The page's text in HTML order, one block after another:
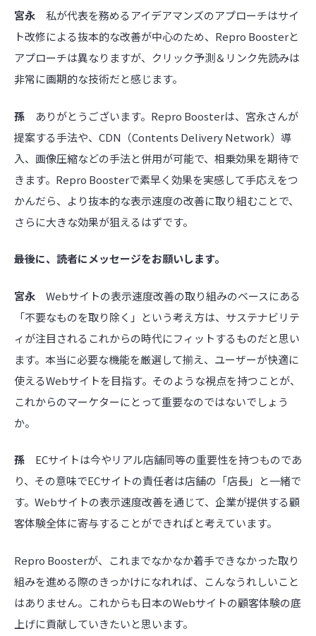
宮永 私が代表を務めるアイデアマンズのアプローチはサイ
ト改修による抜本的な改善が中心のため、Repro Boosterと
アプローチは異なりますが、クリック予測＆リンク先読みは
非常に画期的な技術だと感じます。
孫 ありがとうございます。Repro Boosterは、宮永さんが
提案する手法や、CDN（Contents Delivery Network）導
入、画像圧縮などの手法と併用が可能で、相乗効果を期待で
きます。Repro Boosterで素早く効果を実感して手応えをつ
かんだら、より抜本的な表示速度の改善に取り組むことで、
さらに大きな効果が狙えるはずです。
――最後に、読者にメッセージをお願いします。
宮永 Webサイトの表示速度改善の取り組みのベースにある
「不要なものを取り除く」という考え方は、サステナビリテ
ィが注目されるこれからの時代にフィットするものだと思い
ます。本当に必要な機能を厳選して揃え、ユーザーが快適に
使えるWebサイトを目指す。そのような視点を持つことが、
これからのマーケターにとって重要なのではないでしょう
か。
孫 ECサイトは今やリアル店舗同等の重要性を持つものであ
り、その意味でECサイトの責任者は店舗の「店長」と一緒で
す。Webサイトの表示速度改善を通じて、企業が提供する顧
客体験全体に寄与することができればと考えています。
Repro Boosterが、これまでなかなか着手できなかった取り
組みを進める際のきっかけになれれば、こんなうれしいこと
はありません。これからも日本のWebサイトの顧客体験の底
上げに貢献していきたいと思います。